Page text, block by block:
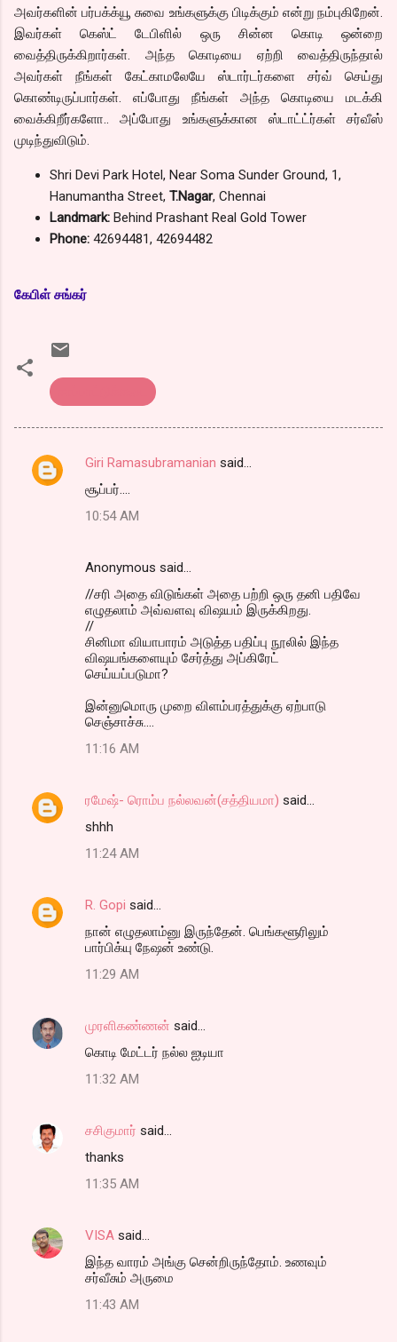
அவர்களின் பர்பக்க்யூ சுவை உங்களுக்கு பிடிக்கும் என்று நம்புகிறேன்.
இவர்கள் கெஸ்ட் டேபிளில் ஒரு சின்ன கொடி ஒன்றை
வைத்திருக்கிறார்கள். அந்த கொடியை ஏற்றி வைத்திருந்தால்
அவர்கள் நீங்கள் கேட்காமலேயே ஸ்டார்டர்களை சர்வ் செய்து
கொண்டிருப்பார்கள். எப்போது நீங்கள் அந்த கொடியை மடக்கி
வைக்கிறீர்களோ.. அப்போது உங்களுக்கான ஸ்டாட்ட்ர்கள் சர்வீஸ்
முடிந்துவிடும்.
Shri Devi Park Hotel, Near Soma Sunder Ground, 1,
Hanumantha Street, T.Nagar, Chennai
Landmark: Behind Prashant Real Gold Tower
Phone: 42694481, 42694482
கேபிள் சங்கர்
C
Giri Ramasubramanian said…
சூப்பர்....
10:54 AM
Anonymous said…
//சரி அதை விடுங்கள் அதை பற்றி ஒரு தனி பதிவே
எழுதலாம் அவ்வளவு விஷயம் இருக்கிறது.
//
சினிமா வியாபாரம் அடுத்த பதிப்பு நூலில் இந்த
விஷயங்களையும் சேர்த்து அப்கிரேட்
செய்யப்படுமா?
இன்னுமொரு முறை விளம்பரத்துக்கு ஏற்பாடு
செஞ்சாச்சு....
11:16 AM
ரமேஷ்- ரொம்ப நல்லவன்(சத்தியமா) said…
shhh
11:24 AM
R. Gopi said…
நான் எழுதலாம்னு இருந்தேன். பெங்களூரிலும்
பார்பிக்யு நேஷன் உண்டு.
11:29 AM
முரளிகண்ணன் said…
கொடி மேட்டர் நல்ல ஐடியா
11:32 AM
சசிகுமார் said…
thanks
11:35 AM
VISA said…
இந்த வாரம் அங்கு சென்றிருந்தோம். உணவும்
சர்வீசும் அருமை
11:43 AM